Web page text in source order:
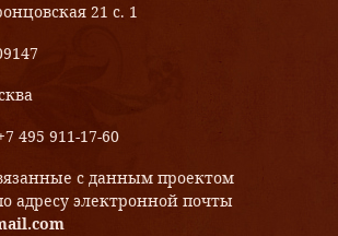
21 с. 1
495 911-17-60
с данным проектом
адресу электронной почты